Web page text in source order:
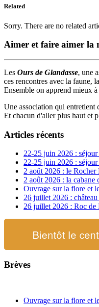
Related
Sorry. There are no related
Aimer et faire aimer la
Les Ours de Glandasse, une
ces rencontres avec la faune,
Ensemble on apprend mieux
Une association qui entretient
Et chacun d'aller plus haut et
Articles récents
22-25 juin 2026 : séjour
22-25 juin 2026 : séjour
2 août 2026 : le Rocher
2 août 2026 : la cabane
Ouvrage sur la flore et
26 juillet 2026 :
26 juillet 2026 : Roc de
Bientôt le
Brèves
Ouvrage sur la flore et